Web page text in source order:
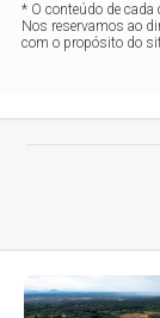
* O conteúdo de cada
Nos reservamos ao
com o propósito do